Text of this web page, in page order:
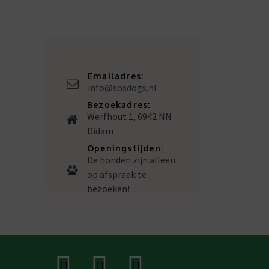
Emailadres:
info@sosdogs.nl
Bezoekadres:
Werfhout 1, 6942 NN
Didam
Openingstijden:
De honden zijn alleen
op afspraak te
bezoeken!